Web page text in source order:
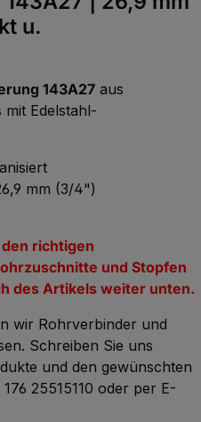
u.
143A27 aus
Edelstahl-
mm (3/4")
richtigen
und Stopfen
des Artikels weiter unten.
wir Rohrverbinder und
Schreiben Sie uns
und den gewünschten
25515110 oder per E-